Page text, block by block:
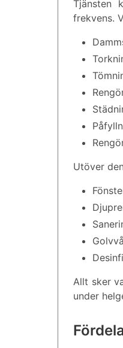
Tjänsten
frekvens.
Utöver
Allt sker
under